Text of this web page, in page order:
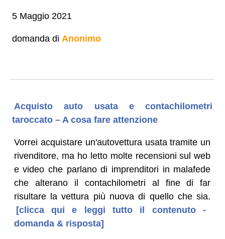
5 Maggio 2021
domanda di Anonimo
Acquisto auto usata e contachilometri
taroccato – A cosa fare attenzione
Vorrei acquistare un'autovettura usata tramite un
rivenditore, ma ho letto molte recensioni sul web
e video che parlano di imprenditori in malafede
che alterano il contachilometri al fine di far
risultare la vettura più nuova di quello che sia.
[clicca qui e leggi tutto il contenuto -
domanda & risposta]